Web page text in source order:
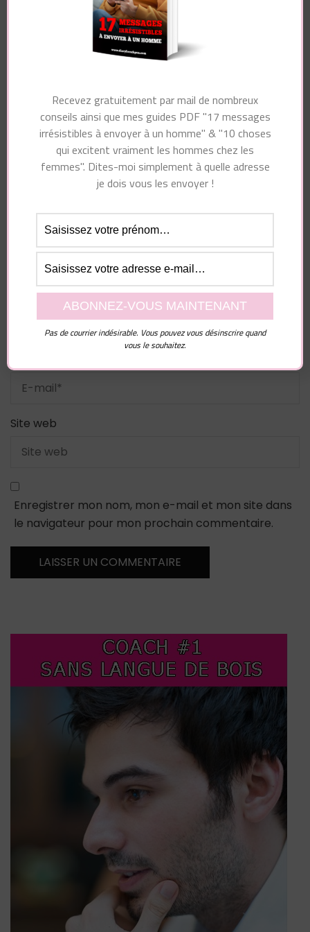
Votre adresse e-mail ne sera pas publiée. Les
champs obligatoires sont indiqués avec*
Commentaire
*
Site web
Enregistrer mon nom, mon e-mail et mon site dans
le navigateur pour mon prochain commentaire.
Recevez gratuitement par mail de nombreux
conseils ainsi que mes guides PDF "17 messages
irrésistibles à envoyer à un homme" & "10 choses
qui excitent vraiment les hommes chez les
femmes". Dites-moi simplement à quelle adresse
je dois vous les envoyer !
Pas de courrier indésirable. Vous pouvez vous désinscrire quand
vous le souhaitez.